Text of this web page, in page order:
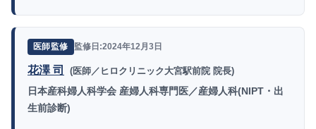
医師監修 監修日:2024年12月3日
花澤 司 (医師／ヒロクリニック大宮駅前院 院長)
日本産科婦人科学会 産婦人科専門医／産婦人科(NIPT・出
生前診断)